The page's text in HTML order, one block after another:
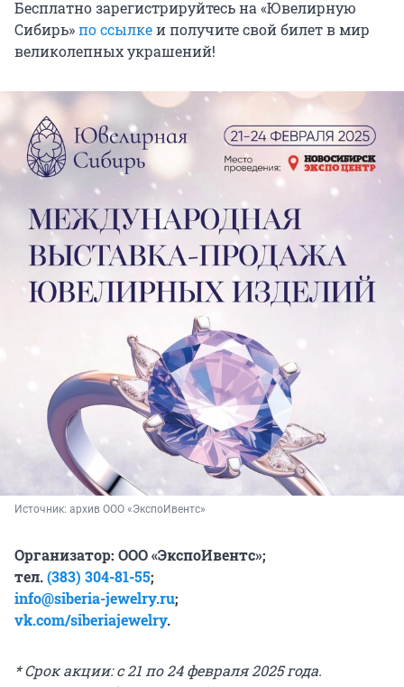
Бесплатно зарегистрируйтесь на «Ювелирную
Сибирь»по ссылкеи получите свой билет в мир
великолепных украшений!
Источник: архив ООО «ЭкспоИвентс»
Организатор: ООО «ЭкспоИвентс»;
тел.(383) 304-81-55;
info@siberia-jewelry.ru;
vk.com/siberiajewelry.
* Срок акции: с 21 по 24 февраля 2025 года.